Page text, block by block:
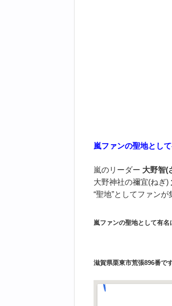
嵐ファンの聖地とし
嵐のリーダー 大野智(
大野神社の禰宜(ねぎ)
“聖地”としてファン
嵐ファンの聖地として有
滋賀県栗東市荒張896番です